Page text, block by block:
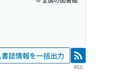
書誌情報を一括出力 RSS
RSS